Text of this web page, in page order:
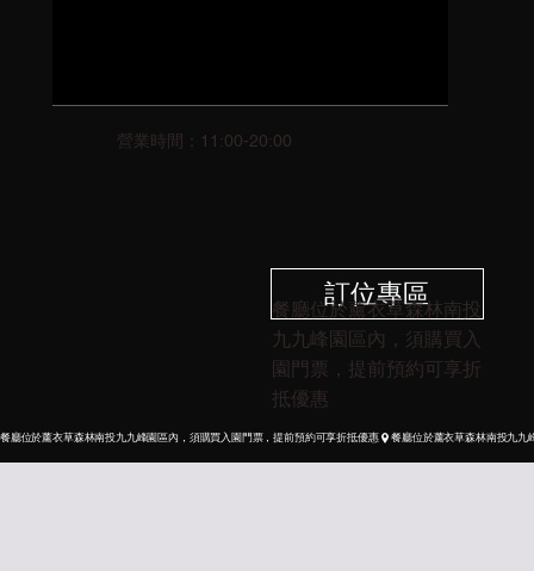
營業時間：11:00-20:00
訂位專區
餐廳位於薰衣草森林南投
九九峰園區內，須購買入
園門票，提前預約可享折
抵優惠
餐廳位於薰衣草森林南投九九峰園區內，須購買入園門票，提前預約可享折抵優惠